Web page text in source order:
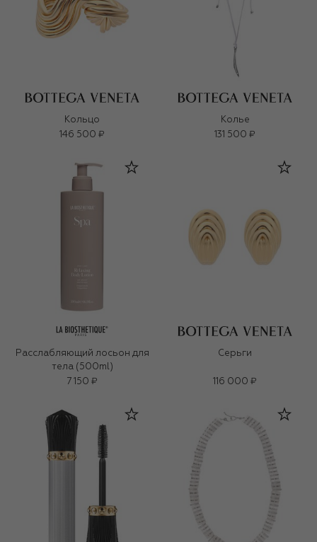
Кольцо
146 500 ₽
Колье
131 500 ₽
Расслабляющий лосьон для
тела (500ml)
7 150 ₽
Серьги
116 000 ₽